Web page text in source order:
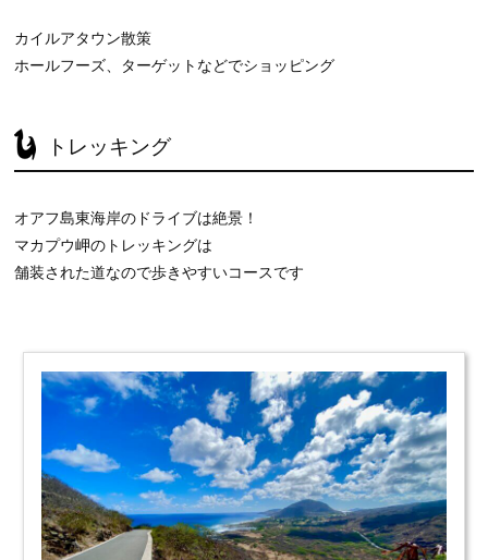
カイルアタウン散策
ホールフーズ、ターゲットなどでショッピング
トレッキング
オアフ島東海岸のドライブは絶景！
マカプウ岬のトレッキングは
舗装された道なので歩きやすいコースです